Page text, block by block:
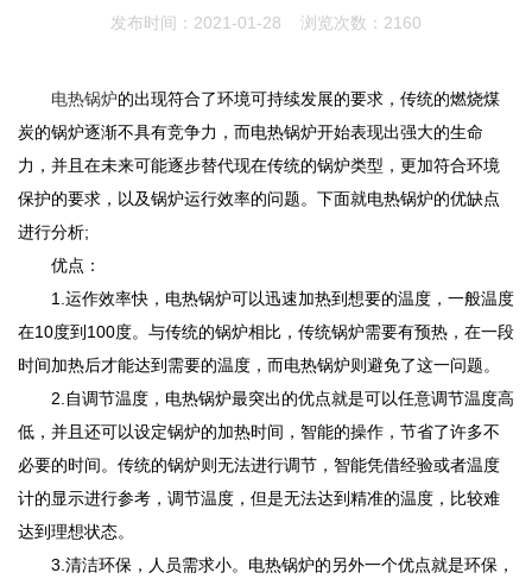
发布时间：2021-01-28 浏览次数：2160
电热锅炉的出现符合了环境可持续发展的要求，传统的燃烧煤
炭的锅炉逐渐不具有竞争力，而电热锅炉开始表现出强大的生命
力，并且在未来可能逐步替代现在传统的锅炉类型，更加符合环境
保护的要求，以及锅炉运行效率的问题。下面就电热锅炉的优缺点
进行分析;
优点：
1.运作效率快，电热锅炉可以迅速加热到想要的温度，一般温度
在10度到100度。与传统的锅炉相比，传统锅炉需要有预热，在一段
时间加热后才能达到需要的温度，而电热锅炉则避免了这一问题。
2.自调节温度，电热锅炉最突出的优点就是可以任意调节温度高
低，并且还可以设定锅炉的加热时间，智能的操作，节省了许多不
必要的时间。传统的锅炉则无法进行调节，智能凭借经验或者温度
计的显示进行参考，调节温度，但是无法达到精准的温度，比较难
达到理想状态。
3.清洁环保，人员需求小。电热锅炉的另外一个优点就是环保，